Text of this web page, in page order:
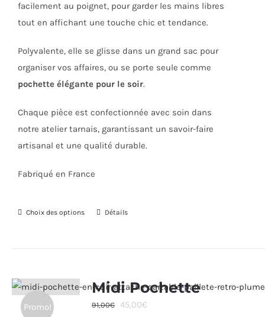
facilement au poignet, pour garder les mains libres
tout en affichant une touche chic et tendance.
Polyvalente, elle se glisse dans un grand sac pour
organiser vos affaires, ou se porte seule comme
pochette élégante pour le soir.
Chaque pièce est confectionnée avec soin dans
notre atelier tarnais, garantissant un savoir-faire
artisanal et une qualité durable.
Fabriqué en France
Choix des options
Ce
variations.
Les
Détails
Promo!
Midi Pochette
91,00€
Le
45,00€Le